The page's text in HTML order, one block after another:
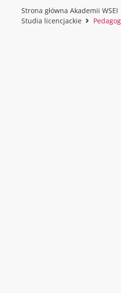
Strona główna Akademii WSEI
Studia licencjackie